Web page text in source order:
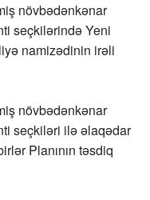
növbədənkənar
seçkilərində Yeni
namizədinin irəli
növbədənkənar
seçkiləri ilə əlaqədar
Planının təsdiq